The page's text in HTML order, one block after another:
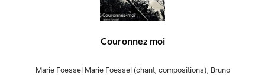
Couronnez moi
Marie Foessel Marie Foessel (chant, compositions), Bruno